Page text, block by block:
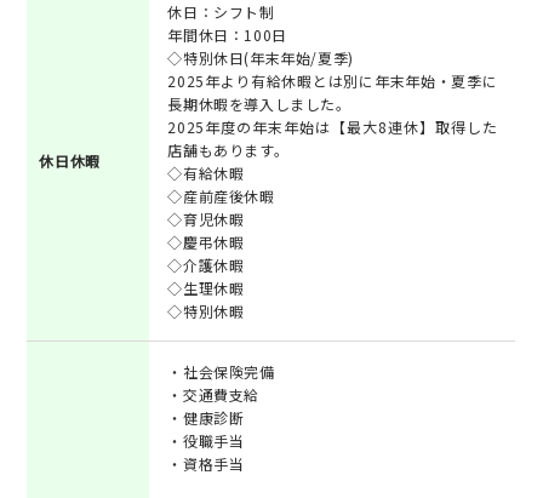
休日休暇
休日：シフト制
年間休日：100日
◇特別休日(年末年始/夏季)
2025年より有給休暇とは別に年末年始・夏季に
長期休暇を導入しました。
2025年度の年末年始は【最大8連休】取得した
店舗もあります。
◇有給休暇
◇産前産後休暇
◇育児休暇
◇慶弔休暇
◇介護休暇
◇生理休暇
◇特別休暇
・社会保険完備
・交通費支給
・健康診断
・役職手当
・資格手当